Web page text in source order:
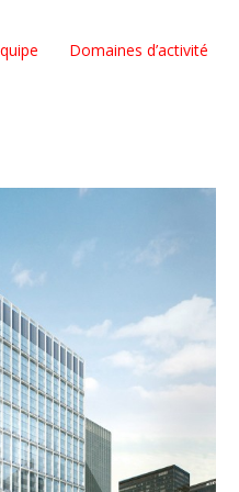
Domaines d’activité